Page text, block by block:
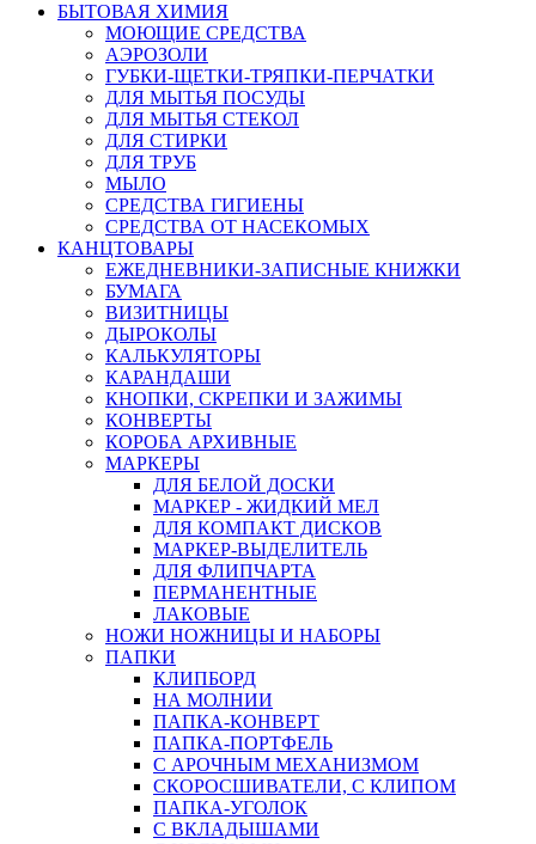
БЫТОВАЯ ХИМИЯ
МОЮЩИЕ СРЕДСТВА
АЭРОЗОЛИ
ГУБКИ-ЩЕТКИ-ТРЯПКИ-ПЕРЧАТКИ
ДЛЯ МЫТЬЯ ПОСУДЫ
ДЛЯ МЫТЬЯ СТЕКОЛ
ДЛЯ СТИРКИ
ДЛЯ ТРУБ
МЫЛО
СРЕДСТВА ГИГИЕНЫ
СРЕДСТВА ОТ НАСЕКОМЫХ
КАНЦТОВАРЫ
ЕЖЕДНЕВНИКИ-ЗАПИСНЫЕ КНИЖКИ
БУМАГА
ВИЗИТНИЦЫ
ДЫРОКОЛЫ
КАЛЬКУЛЯТОРЫ
КАРАНДАШИ
КНОПКИ, СКРЕПКИ И ЗАЖИМЫ
КОНВЕРТЫ
КОРОБА АРХИВНЫЕ
МАРКЕРЫ
ДЛЯ БЕЛОЙ ДОСКИ
МАРКЕР - ЖИДКИЙ МЕЛ
ДЛЯ КОМПАКТ ДИСКОВ
МАРКЕР-ВЫДЕЛИТЕЛЬ
ДЛЯ ФЛИПЧАРТА
ПЕРМАНЕНТНЫЕ
ЛАКОВЫЕ
НОЖИ НОЖНИЦЫ И НАБОРЫ
ПАПКИ
КЛИПБОРД
НА МОЛНИИ
ПАПКА-КОНВЕРТ
ПАПКА-ПОРТФЕЛЬ
С АРОЧНЫМ МЕХАНИЗМОМ
СКОРОСШИВАТЕЛИ, С КЛИПОМ
ПАПКА-УГОЛОК
С ВКЛАДЫШАМИ